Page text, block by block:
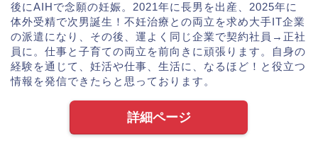
後にAIHで念願の妊娠。2021年に長男を出産、2025年に
体外受精で次男誕生！不妊治療との両立を求め大手IT企業
の派遣になり、その後、運よく同じ企業で契約社員→正社
員に。仕事と子育ての両立を前向きに頑張ります。自身の
経験を通じて、妊活や仕事、生活に、なるほど！と役立つ
情報を発信できたらと思っております。
詳細ページ